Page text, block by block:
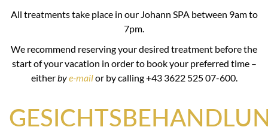
All treatments take place in our Johann SPA between 9am to
7pm.
We recommend reserving your desired treatment before the
start of your vacation in order to book your preferred time –
either bye-mailor by calling +43 3622 525 07-600.